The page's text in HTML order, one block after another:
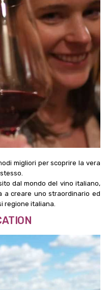
migliori per scoprire la vera
dal mondo del vino italiano,
a creare uno straordinario ed
regione italiana.